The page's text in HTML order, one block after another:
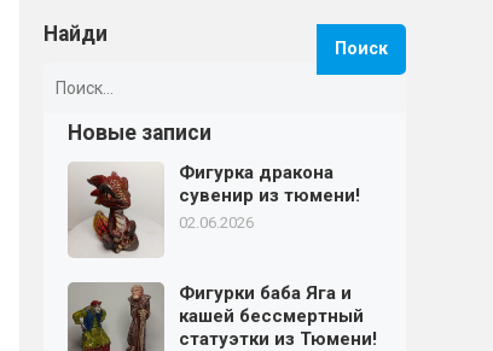
Найди
Новые записи
Фигурка дракона
сувенир из тюмени!
02.06.2026
Фигурки баба Яга и
кашей бессмертный
статуэтки из Тюмени!